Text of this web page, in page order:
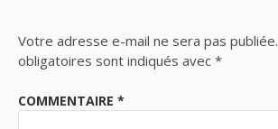
Votre adresse e-mail ne sera pas publiée.
obligatoires sont indiqués avec *
COMMENTAIRE *